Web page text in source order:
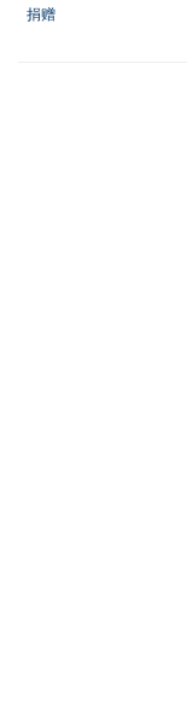
捐赠